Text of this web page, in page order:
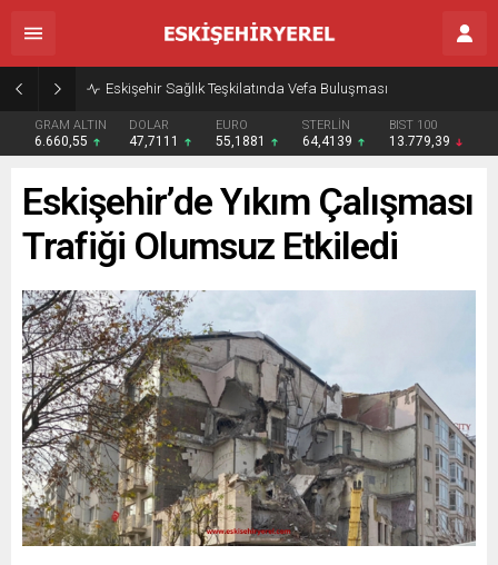
Eskişehir Sağlık Teşkilatında Vefa Buluşması
GRAM ALTIN
6.660,55
DOLAR
47,7111
EURO
55,1881
STERLİN
64,4139
BIST 100
13.779,39
Eskişehir’de Yıkım Çalışması
Trafiği Olumsuz Etkiledi